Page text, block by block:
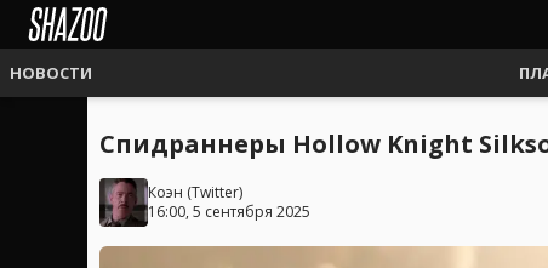
НОВОСТИ
Спидраннеры Hollow Knight
Коэн (Twitter)
16:00, 5 сентября 2025